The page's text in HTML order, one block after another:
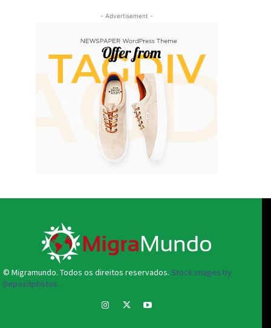
- Advertisement -
© Migramundo. Todos os direitos reservados. Stock images by
Depositphotos.